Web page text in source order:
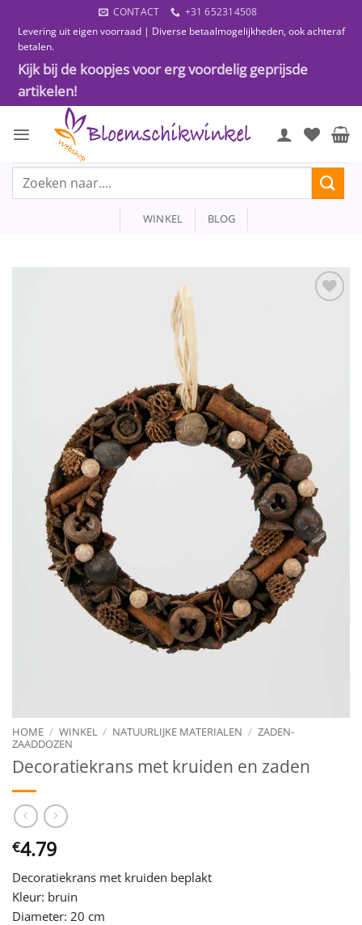
naar
inhoud
CONTACT
+31 652314508
Levering uit eigen voorraad | Diverse betaalmogelijkheden, ook achteraf
betalen.
Kijk bij de koopjes voor erg voordelig geprijsde
artikelen!
Zoeken
WINKEL BLOG
HOME / WINKEL / NATUURLIJKE MATERIALEN / ZADEN-
ZAADDOZEN
Decoratiekrans met kruiden en zaden
€4.79
Decoratiekrans met kruiden beplakt
Kleur: bruin
Diameter: 20 cm